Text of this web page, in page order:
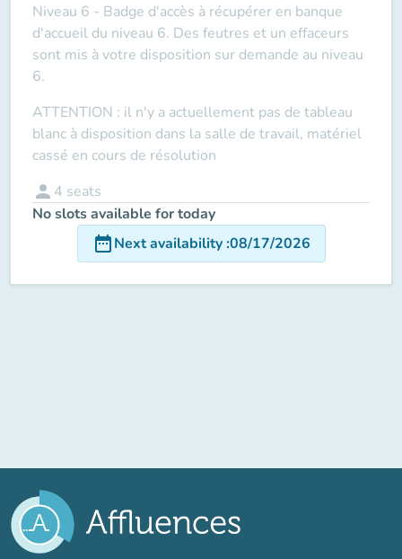
Niveau 6 - Badge d'accès à récupérer en banque
d'accueil du niveau 6. Des feutres et un effaceurs
sont mis à votre disposition sur demande au niveau
6.
ATTENTION : il n'y a actuellement pas de tableau
blanc à disposition dans la salle de travail, matériel
cassé en cours de résolution
person 4 seats
No slots available for today
date_rangeNext availability:08/17/2026